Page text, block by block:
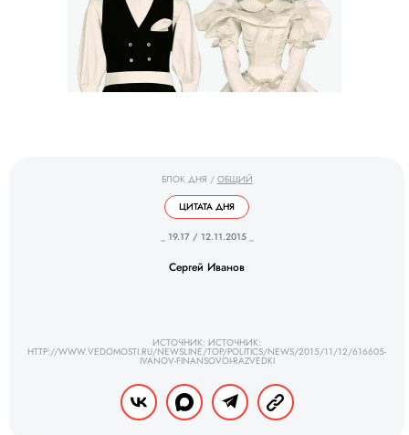
БЛОК ДНЯ / ОБЩИЙ
ЦИТАТА ДНЯ
_ 19.17 / 12.11.2015 _
Сергей Иванов
ИСТОЧНИК: ИСТОЧНИК:
HTTP://WWW.VEDOMOSTI.RU/NEWSLINE/TOP/POLITICS/NEWS/2015/11/12/616605-
IVANOV-FINANSOVOI-RAZVEDKI